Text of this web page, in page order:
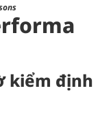
kiểm định